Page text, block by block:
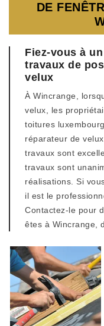
DE
Fiez-vous à
travaux de
velux
À Wincrange,
velux, les
toitures
réparateur de
travaux sont
travaux sont
réalisations. Si
il est le
Contactez-le pour
êtes à Wincrange,